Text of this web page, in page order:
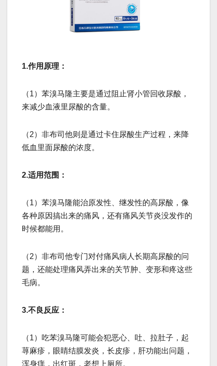
1.作用原理：
（1）苯溴马隆主要是通过阻止肾小管回收尿酸，
来减少血液里尿酸的含量。
（2）非布司他则是通过卡住尿酸生产过程，来降
低血里面尿酸的浓度。
2.适用范围：
（1）苯溴马隆能治原发性、继发性的高尿酸，像
各种原因搞出来的痛风，还有痛风关节炎没发作的
时候都能用。
（2）非布司他专门对付痛风病人长期高尿酸的问
题，还能处理痛风弄出来的关节肿、变形和疼这些
毛病。
3.不良反应：
（1）吃苯溴马隆可能会犯恶心、吐、拉肚子，起
荨麻疹，眼睛结膜发炎，长皮疹，肝功能出问题，
浑身痒，出红斑，老想上厕所。